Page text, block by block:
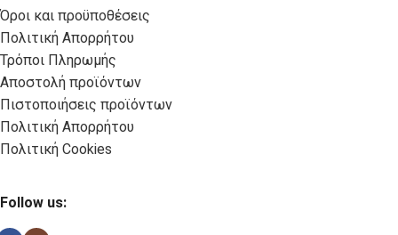
Όροι και προϋποθέσεις
Πολιτική Απορρήτου
Τρόποι Πληρωμής
Αποστολή προϊόντων
Πιστοποιήσεις προϊόντων
Πολιτική Απορρήτου
Πολιτική Cookies
Follow us: